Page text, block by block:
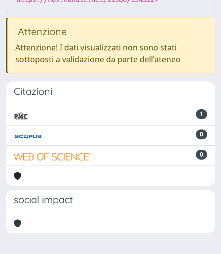
Attenzione
Attenzione! I dati visualizzati non sono stati
sottoposti a validazione da parte dell'ateneo
Citazioni
1
0
0
social impact